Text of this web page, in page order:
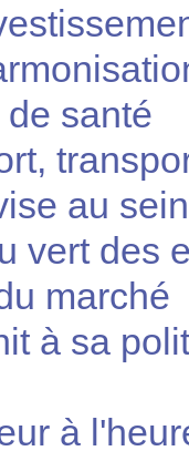
santé
au
vert des
marché
à sa
à